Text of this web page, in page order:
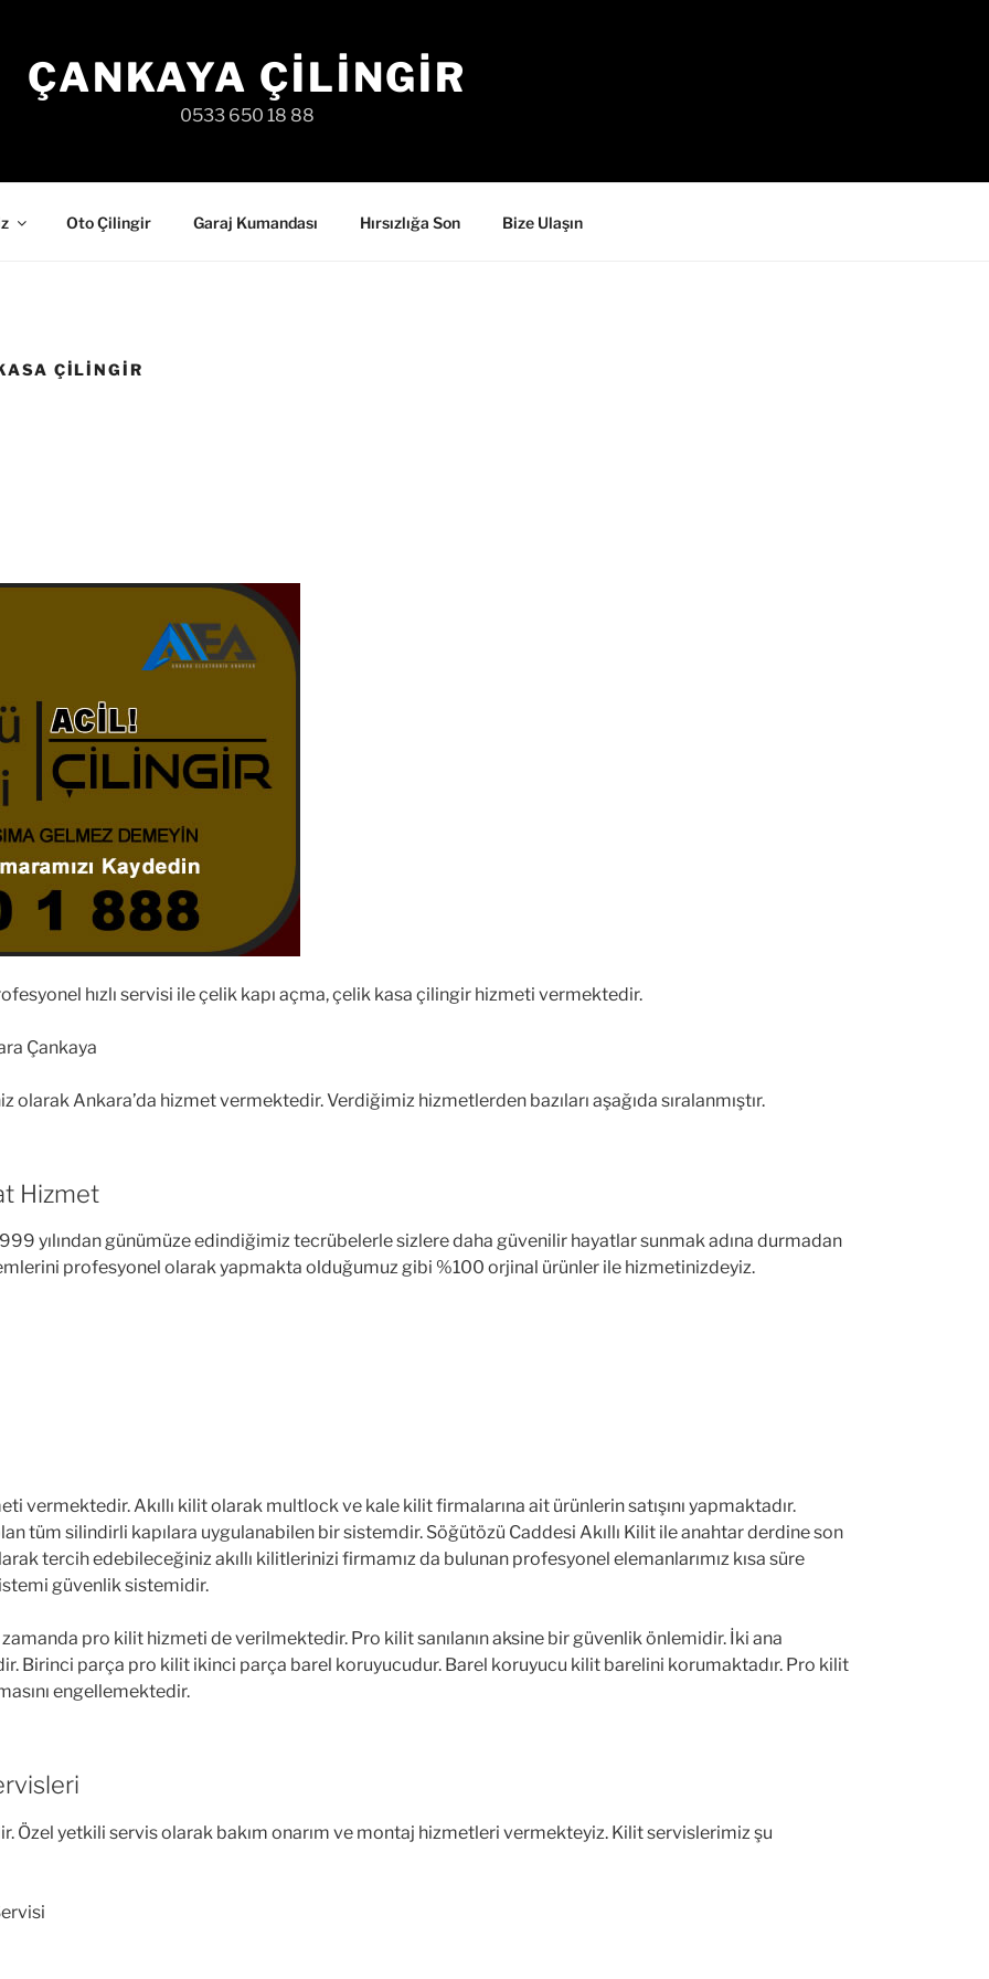
ÇANKAYA ÇILINGIR
0533 650 18 88
Oto Çilingir Garaj Kumandası Hırsızlığa Son Bize Ulaşın
ÇILINGIR
hızlı servisi ile çelik kapı açma, çelik kasa çilingir hizmeti vermektedir.
olarak Ankara’da hizmet vermektedir. Verdiğimiz hizmetlerden bazıları aşağıda sıralanmıştır.
Hizmet
yılından günümüze edindiğimiz tecrübelerle sizlere daha güvenilir hayatlar sunmak adına durmadan
profesyonel olarak yapmakta olduğumuz gibi %100 orjinal ürünler ile hizmetinizdeyiz.
vermektedir. Akıllı kilit olarak multlock ve kale kilit firmalarına ait ürünlerin satışını yapmaktadır.
tüm silindirli kapılara uygulanabilen bir sistemdir. Söğütözü Caddesi Akıllı Kilit ile anahtar derdine son
tercih edebileceğiniz akıllı kilitlerinizi firmamız da bulunan profesyonel elemanlarımız kısa süre
güvenlik sistemidir.
zamanda pro kilit hizmeti de verilmektedir. Pro kilit sanılanın aksine bir güvenlik önlemidir. İki ana
Birinci parça pro kilit ikinci parça barel koruyucudur. Barel koruyucu kilit barelini korumaktadır. Pro kilit
engellemektedir.
Özel yetkili servis olarak bakım onarım ve montaj hizmetleri vermekteyiz. Kilit servislerimiz şu